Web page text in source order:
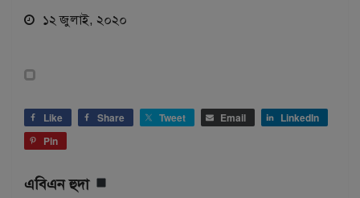
১২ জুলাই, ২০২০
Like Share Tweet Email
LinkedIn
Pin
এবিএন হুদা